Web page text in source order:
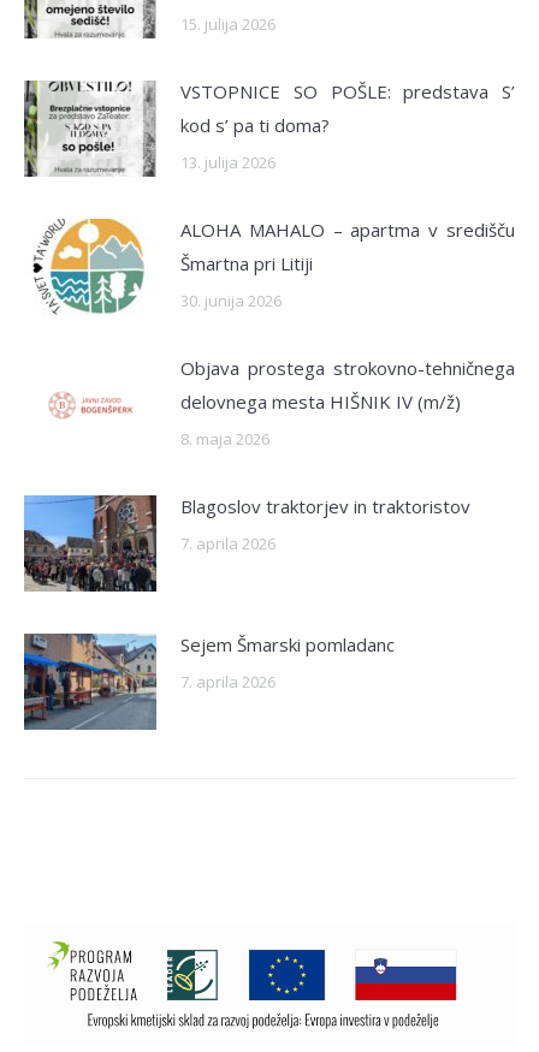
15. julija 2026
VSTOPNICE SO POŠLE: predstava S’
kod s’ pa ti doma?
13. julija 2026
ALOHA MAHALO – apartma v središču
Šmartna pri Litiji
30. junija 2026
Objava prostega strokovno-tehničnega
delovnega mesta HIŠNIK IV (m/ž)
8. maja 2026
Blagoslov traktorjev in traktoristov
7. aprila 2026
Sejem Šmarski pomladanc
7. aprila 2026